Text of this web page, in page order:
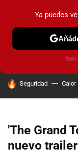
PRUEBAS
HOY SE HABLA DE
Seguridad Calor
'The Grand
nuevo trailer
Ya puedes
Solo